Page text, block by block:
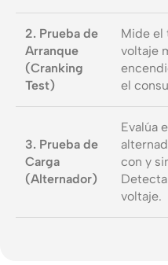
2. Prueba de
Arranque
(Cranking
Test)
Mide el
voltaje
el
3. Prueba de
Carga
(Alternador)
Evalúa
con y
voltaje.